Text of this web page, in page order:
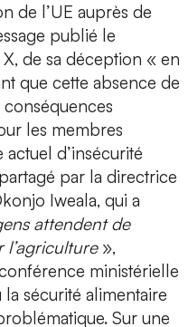
de l’UE auprès de
publié le
de sa déception « en
que cette absence de
les membres
d’insécurité
par la directrice
Iweala, qui a
attendent de
l’agriculture»,
ministérielle
sécurité alimentaire
Sur une